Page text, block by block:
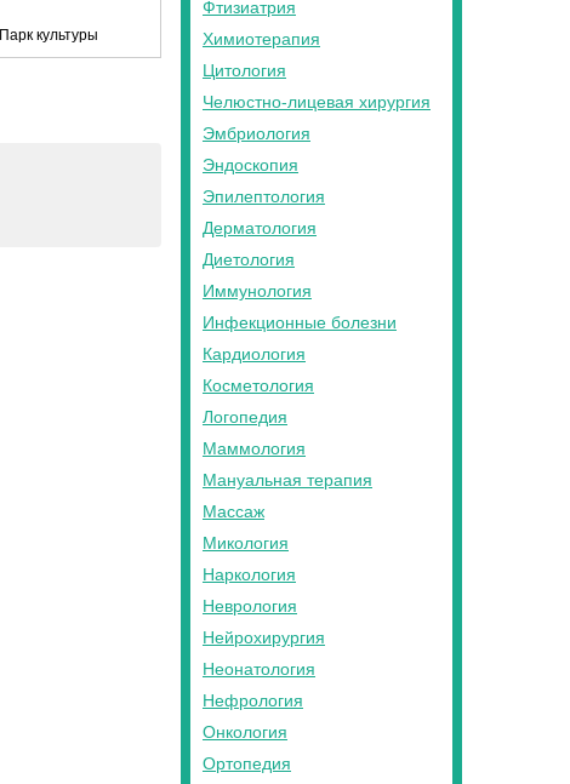
Парк культуры
Фтизиатрия
Химиотерапия
Цитология
Челюстно-лицевая хирургия
Эмбриология
Эндоскопия
Эпилептология
Дерматология
Диетология
Иммунология
Инфекционные болезни
Кардиология
Косметология
Логопедия
Маммология
Мануальная терапия
Массаж
Микология
Наркология
Неврология
Нейрохирургия
Неонатология
Нефрология
Онкология
Ортопедия